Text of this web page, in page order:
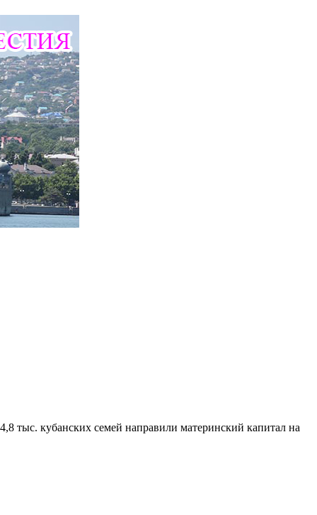
тыс. кубанских семей направили материнский капитал на